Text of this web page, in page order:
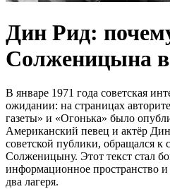
Дин Рид:
Солженицына
В январе 1971 года советская
ожидании: на страницах
газеты» и «Огонька» было
Американский певец и актёр
советской публики, обращался к
Солженицыну. Этот текст стал
информационное пространство
два лагеря.